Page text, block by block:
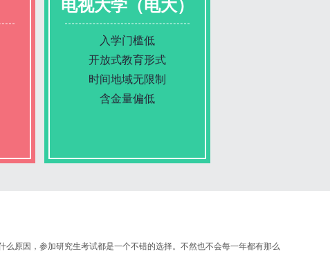
电视大学（电大）
入学门槛低
开放式教育形式
时间地域无限制
含金量偏低
原因，参加研究生考试都是一个不错的选择。不然也不会每一年都有那么